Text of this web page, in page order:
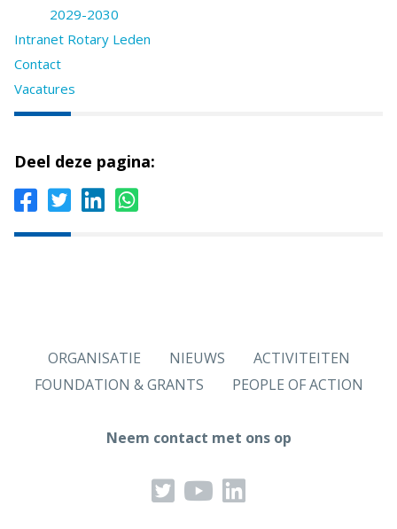
2029-2030
Intranet Rotary Leden
Contact
Vacatures
Deel deze pagina:
ORGANISATIE NIEUWS
ACTIVITEITEN
FOUNDATION & GRANTS
PEOPLE OF ACTION
Neem contact met ons op